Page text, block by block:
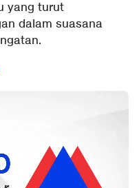
yang turut
dalam suasana